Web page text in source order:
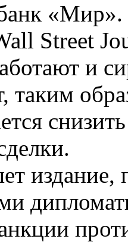
«Мир».
Street
и
таким
издание,